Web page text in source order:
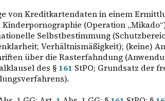
von Kreditkartendaten in einem
Kinderpornographie (Operation
Selbstbestimmung
Verhältnismäßigkeit); (keine)
über die Rasterfahndung
des § 161 StPO; Grundsatz der